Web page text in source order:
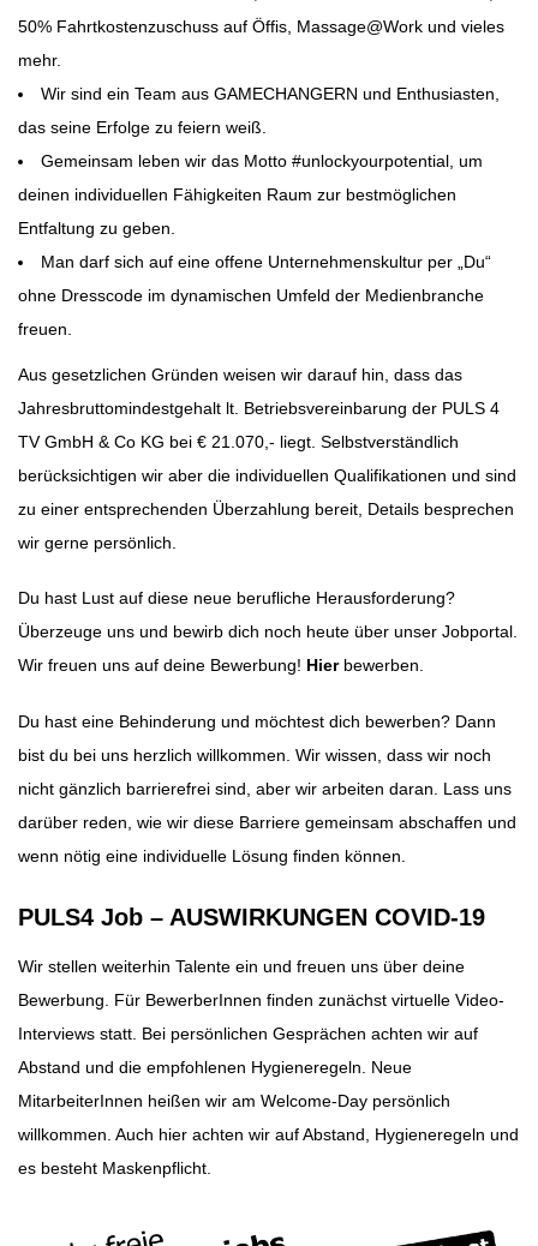
50% Fahrtkostenzuschuss auf Öffis, Massage@Work und vieles
mehr.
Wir sind ein Team aus GAMECHANGERN und Enthusiasten,
das seine Erfolge zu feiern weiß.
Gemeinsam leben wir das Motto #unlockyourpotential, um
deinen individuellen Fähigkeiten Raum zur bestmöglichen
Entfaltung zu geben.
Man darf sich auf eine offene Unternehmenskultur per „Du“
ohne Dresscode im dynamischen Umfeld der Medienbranche
freuen.
Aus gesetzlichen Gründen weisen wir darauf hin, dass das
Jahresbruttomindestgehalt lt. Betriebsvereinbarung der PULS 4
TV GmbH & Co KG bei € 21.070,- liegt. Selbstverständlich
berücksichtigen wir aber die individuellen Qualifikationen und sind
zu einer entsprechenden Überzahlung bereit, Details besprechen
wir gerne persönlich.
Du hast Lust auf diese neue berufliche Herausforderung?
Überzeuge uns und bewirb dich noch heute über unser Jobportal.
Wir freuen uns auf deine Bewerbung! Hierbewerben.
Du hast eine Behinderung und möchtest dich bewerben? Dann
bist du bei uns herzlich willkommen. Wir wissen, dass wir noch
nicht gänzlich barrierefrei sind, aber wir arbeiten daran. Lass uns
darüber reden, wie wir diese Barriere gemeinsam abschaffen und
wenn nötig eine individuelle Lösung finden können.
PULS4 Job – AUSWIRKUNGEN COVID-19
Wir stellen weiterhin Talente ein und freuen uns über deine
Bewerbung. Für BewerberInnen finden zunächst virtuelle Video-
Interviews statt. Bei persönlichen Gesprächen achten wir auf
Abstand und die empfohlenen Hygieneregeln. Neue
MitarbeiterInnen heißen wir am Welcome-Day persönlich
willkommen. Auch hier achten wir auf Abstand, Hygieneregeln und
es besteht Maskenpflicht.